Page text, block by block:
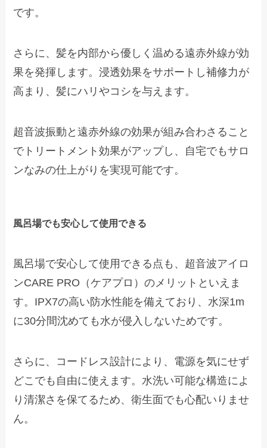
です。
さらに、髪を内部から優しく温める遠赤外線が効
果を発揮します。浸透効果をサポートし補修力が
高まり、髪にハリやコシを与えます。
超音波振動と遠赤外線の効果が組み合わさること
でトリートメント効果がアップし、自宅でもサロ
ンなみの仕上がりを実現可能です。
風呂場でも安心して使用できる
風呂場で安心して使用できる点も、超音波アイロ
ンCARE PRO（ケアプロ）のメリットといえま
す。IPX7の高い防水性能を備えており、水深1m
に30分間沈めても水が侵入しないためです。
さらに、コードレス設計により、電源を気にせず
どこでも自由に使えます。水洗い可能な構造によ
り清潔さを保てるため、衛生面でも心配いりませ
ん。